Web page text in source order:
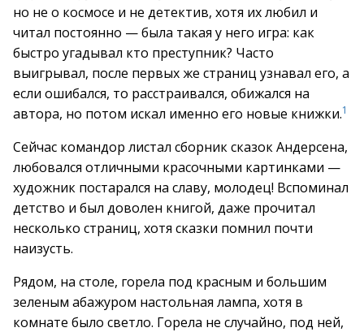
но не о космосе и не детектив, хотя их любил и
читал постоянно — была такая у него игра: как
быстро угадывал кто преступник? Часто
выигрывал, после первых же страниц узнавал его, а
если ошибался, то расстраивался, обижался на
автора, но потом искал именно его новые книжки.1
Сейчас командор листал сборник сказок Андерсена,
любовался отличными красочными картинками —
художник постарался на славу, молодец! Вспоминал
детство и был доволен книгой, даже прочитал
несколько страниц, хотя сказки помнил почти
наизусть.
Рядом, на столе, горела под красным и большим
зеленым абажуром настольная лампа, хотя в
комнате было светло. Горела не случайно, под ней,